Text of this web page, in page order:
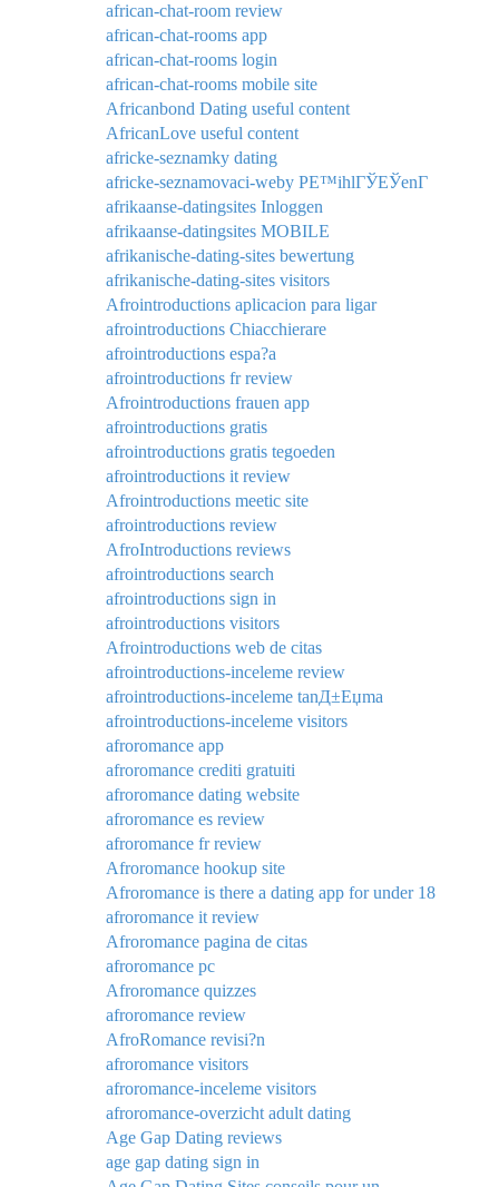
african-chat-room review
african-chat-rooms app
african-chat-rooms login
african-chat-rooms mobile site
Africanbond Dating useful content
AfricanLove useful content
africke-seznamky dating
africke-seznamovaci-weby PЕ™ihlГЎЕЎenГ­
afrikaanse-datingsites Inloggen
afrikaanse-datingsites MOBILE
afrikanische-dating-sites bewertung
afrikanische-dating-sites visitors
Afrointroductions aplicacion para ligar
afrointroductions Chiacchierare
afrointroductions espa?a
afrointroductions fr review
Afrointroductions frauen app
afrointroductions gratis
afrointroductions gratis tegoeden
afrointroductions it review
Afrointroductions meetic site
afrointroductions review
AfroIntroductions reviews
afrointroductions search
afrointroductions sign in
afrointroductions visitors
Afrointroductions web de citas
afrointroductions-inceleme review
afrointroductions-inceleme tanД±Еџma
afrointroductions-inceleme visitors
afroromance app
afroromance crediti gratuiti
afroromance dating website
afroromance es review
afroromance fr review
Afroromance hookup site
Afroromance is there a dating app for under 18
afroromance it review
Afroromance pagina de citas
afroromance pc
Afroromance quizzes
afroromance review
AfroRomance revisi?n
afroromance visitors
afroromance-inceleme visitors
afroromance-overzicht adult dating
Age Gap Dating reviews
age gap dating sign in